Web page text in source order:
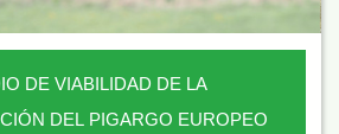
DE VIABILIDAD DE LA
DEL PIGARGO EUROPEO